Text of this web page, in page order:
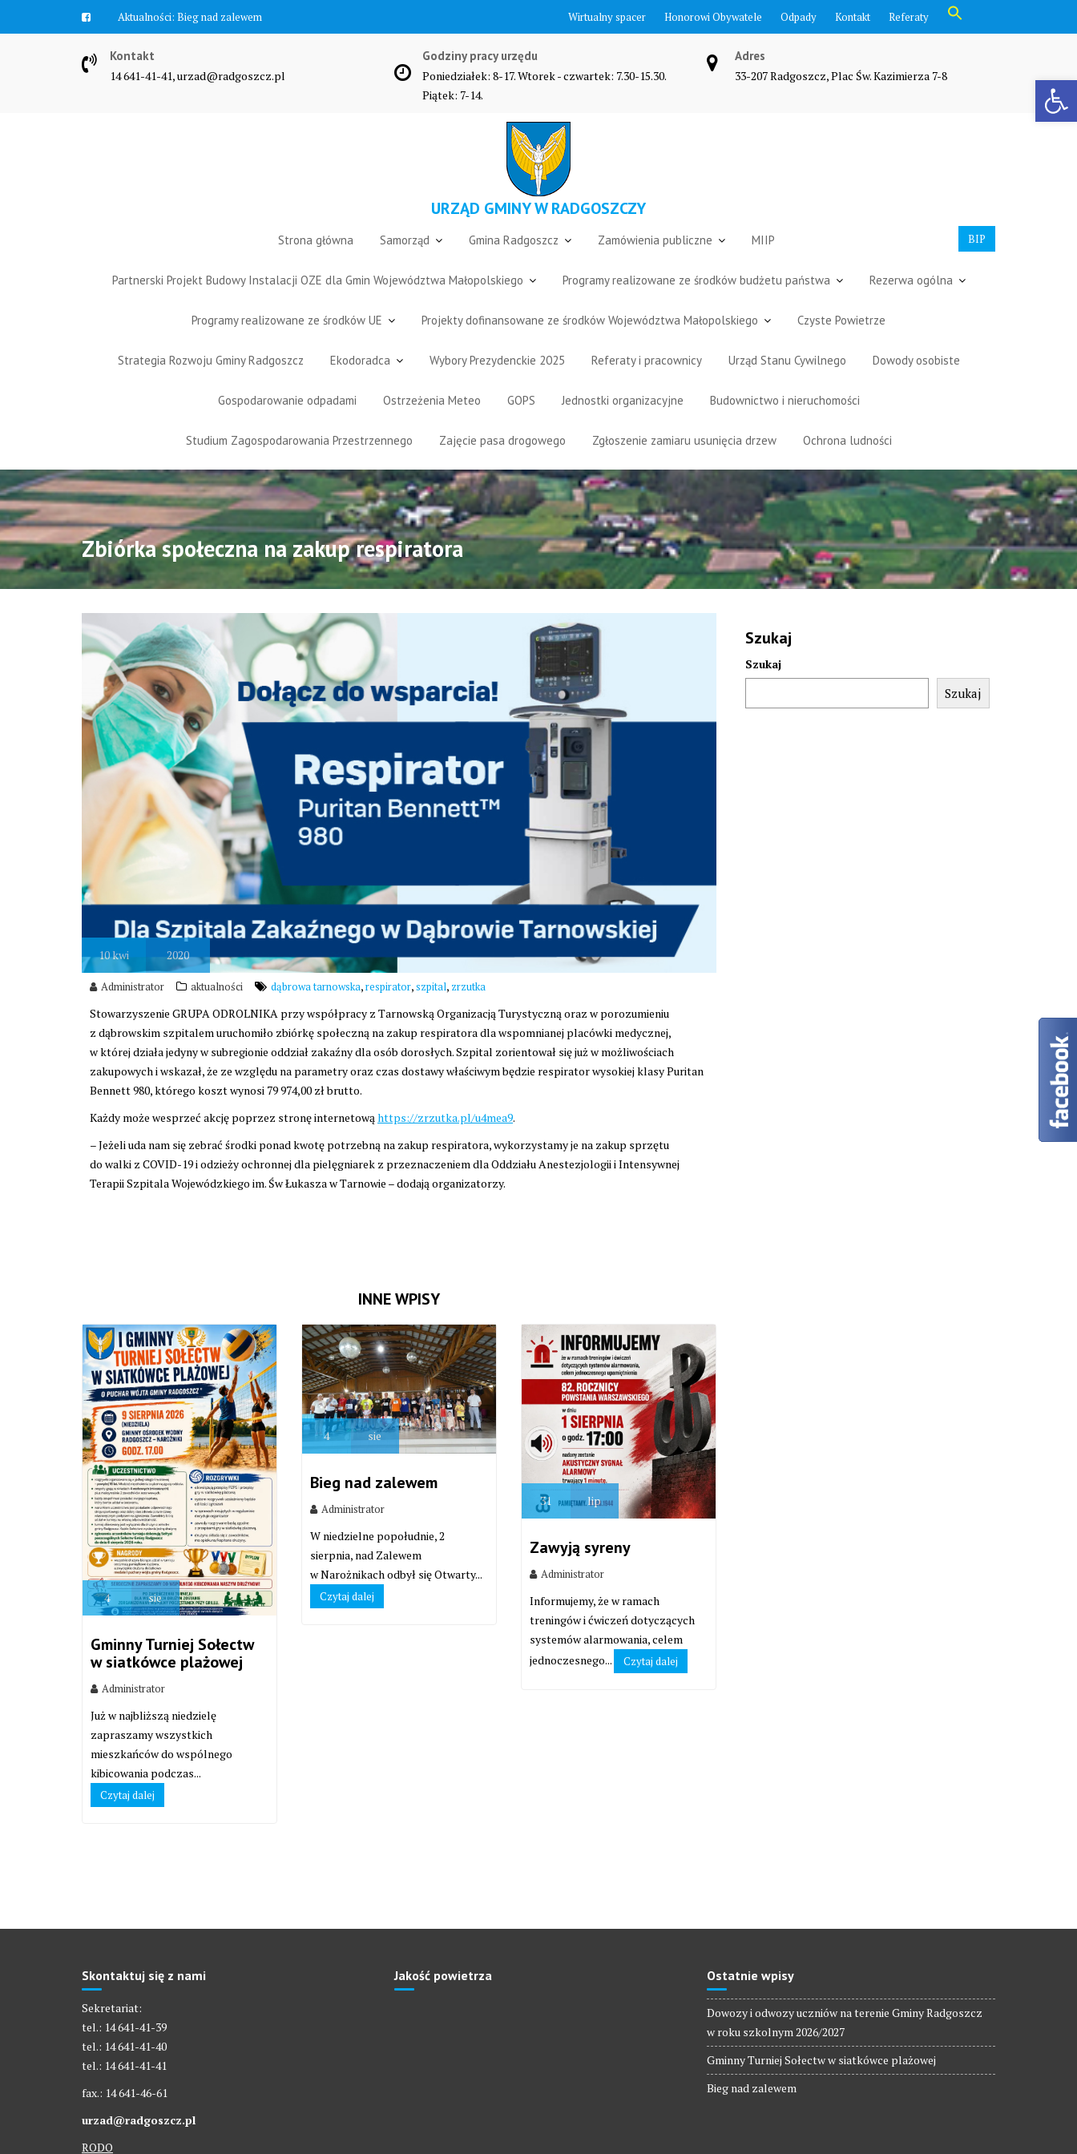
Otwórz pasek narzędzi
Aktualności: Bieg nad zalewem Wirtualny spacer Honorowi Obywatele Odpady Kontakt Referaty
Search Button
Kontakt
14 641-41-41, urzad@radgoszcz.pl
Godziny pracy urzędu
Poniedziałek: 8-17. Wtorek - czwartek: 7.30-15.30.
Piątek: 7-14.
Adres
33-207 Radgoszcz, Plac Św. Kazimierza 7-8
URZĄD GMINY W RADGOSZCZY
BIP
Strona główna Samorząd Gmina Radgoszcz Zamówienia publiczne MIIP
Partnerski Projekt Budowy Instalacji OZE dla Gmin Województwa Małopolskiego Programy realizowane ze środków budżetu państwa Rezerwa ogólna
Programy realizowane ze środków UE Projekty dofinansowane ze środków Województwa Małopolskiego Czyste Powietrze
Strategia Rozwoju Gminy Radgoszcz Ekodoradca Wybory Prezydenckie 2025 Referaty i pracownicy Urząd Stanu Cywilnego Dowody osobiste
Gospodarowanie odpadami Ostrzeżenia Meteo GOPS Jednostki organizacyjne Budownictwo i nieruchomości
Studium Zagospodarowania Przestrzennego Zajęcie pasa drogowego Zgłoszenie zamiaru usunięcia drzew Ochrona ludności
Zbiórka społeczna na zakup respiratora
10kwi 2020
Administrator aktualności dąbrowa tarnowska,respirator,szpital, zrzutka
Stowarzyszenie GRUPA ODROLNIKA przy współpracy z Tarnowską Organizacją Turystyczną oraz w porozumieniu
z dąbrowskim szpitalem uruchomiło zbiórkę społeczną na zakup respiratora dla wspomnianej placówki medycznej,
w której działa jedyny w subregionie oddział zakaźny dla osób dorosłych. Szpital zorientował się już w możliwościach
zakupowych i wskazał, że ze względu na parametry oraz czas dostawy właściwym będzie respirator wysokiej klasy Puritan
Bennett 980, którego koszt wynosi 79 974,00 zł brutto.
Każdy może wesprzeć akcję poprzez stronę internetowąhttps://zrzutka.pl/u4mea9.
– Jeżeli uda nam się zebrać środki ponad kwotę potrzebną na zakup respiratora, wykorzystamy je na zakup sprzętu
do walki z COVID-19 i odzieży ochronnej dla pielęgniarek z przeznaczeniem dla Oddziału Anestezjologii i Intensywnej
Terapii Szpitala Wojewódzkiego im. Św Łukasza w Tarnowie – dodają organizatorzy.
INNE WPISY
4 sie
Gminny Turniej Sołectw
w siatkówce plażowej
Administrator
Już w najbliższą niedzielę
zapraszamy wszystkich
mieszkańców do wspólnego
kibicowania podczas...
Czytaj dalej
4 sie
Bieg nad zalewem
Administrator
W niedzielne popołudnie, 2
sierpnia, nad Zalewem
w Narożnikach odbył się Otwarty...
Czytaj dalej
31 lip
Zawyją syreny
Administrator
Informujemy, że w ramach
treningów i ćwiczeń dotyczących
systemów alarmowania, celem
jednoczesnego...
Czytaj dalej
Szukaj
Szukaj
Szukaj
Skontaktuj się z nami
Sekretariat:
tel.: 14 641-41-39
tel.: 14 641-41-40
tel.: 14 641-41-41
fax.: 14 641-46-61
urzad@radgoszcz.pl
RODO
Jakość powietrza Ostatnie wpisy
Dowozy i odwozy uczniów na terenie Gminy Radgoszcz
w roku szkolnym 2026/2027
Gminny Turniej Sołectw w siatkówce plażowej
Bieg nad zalewem